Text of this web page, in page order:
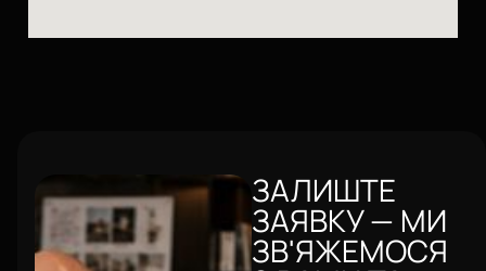
ЗАЛИШТЕ
ЗАЯВКУ — МИ
ЗВ'ЯЖЕМОСЯ